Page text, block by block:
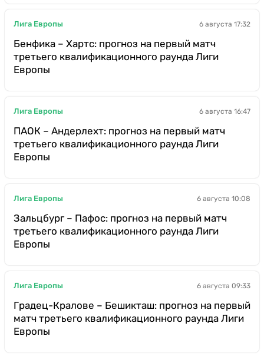
Лига Европы 6 августа 17:32
Бенфика – Хартс: прогноз на первый матч
третьего квалификационного раунда Лиги
Европы
Лига Европы 6 августа 16:47
ПАОК – Андерлехт: прогноз на первый матч
третьего квалификационного раунда Лиги
Европы
Лига Европы 6 августа 10:08
Зальцбург – Пафос: прогноз на первый матч
третьего квалификационного раунда Лиги
Европы
Лига Европы 6 августа 09:33
Градец-Кралове – Бешикташ: прогноз на первый
матч третьего квалификационного раунда Лиги
Европы